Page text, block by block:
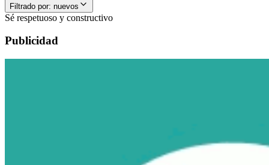
Filtrado por: nuevos
Sé respetuoso y constructivo
Publicidad